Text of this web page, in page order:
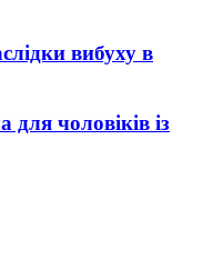
вибуху в
чоловіків із